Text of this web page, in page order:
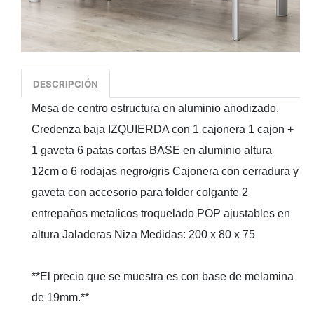
DESCRIPCIÓN
Mesa de centro estructura en aluminio anodizado.
Credenza baja IZQUIERDA con 1 cajonera 1 cajon +
1 gaveta 6 patas cortas BASE en aluminio altura
12cm o 6 rodajas negro/gris Cajonera con cerradura y
gaveta con accesorio para folder colgante 2
entrepaños metalicos troquelado POP ajustables en
altura Jaladeras Niza Medidas: 200 x 80 x 75
**El precio que se muestra es con base de melamina
de 19mm.**